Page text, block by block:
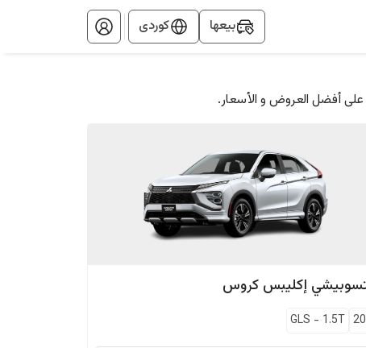
بيعها کوردی
على أفضل العروض و الأسعار.
إكليبس كروس
GLS - 1.5T